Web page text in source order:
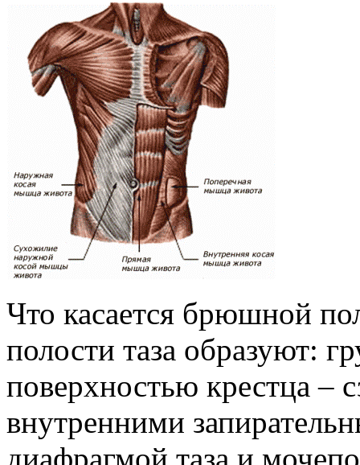
Что касается брюшной
полости таза образуют:
поверхностью крестца –
внутренними
диафрагмой таза и